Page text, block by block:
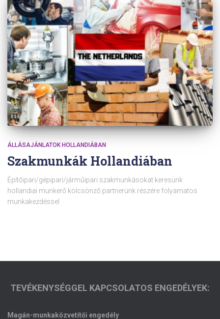
ÁLLÁSAJÁNLATOK HOLLANDIÁBAN
Szakmunkák Hollandiában
Építőipari/gépipari/járműipari szakmunkásokat keresünk
hollandiai munkerő kölcsönző partnerünk részére folyamatos
munkakezdéssel
TEVÉKENYSÉGGEL KAPCSOLATOS ENGEDÉLYEK:
Magán-munkaközvetítői engedély